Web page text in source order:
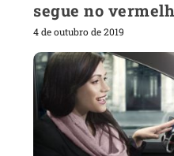
segue no
4 de outubro de 2019